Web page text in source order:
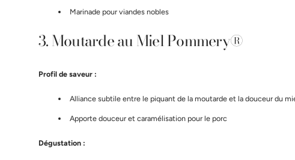
Marinade pour viandes nobles
3. Moutarde au Miel Pommery®
Profil de saveur :
Alliance subtile entre le piquant de la moutarde et la douceur du
Apporte douceur et caramélisation pour le porc
Dégustation :